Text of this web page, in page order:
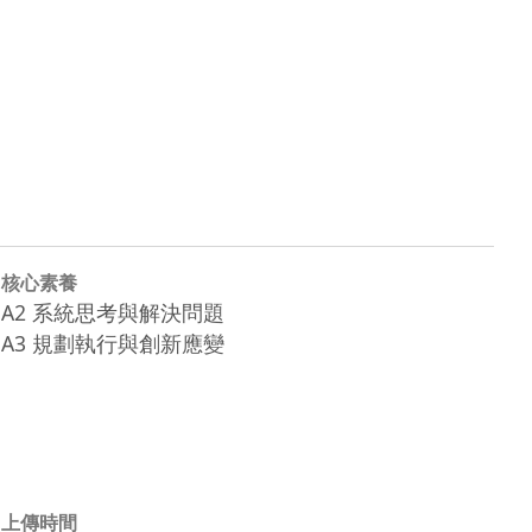
核心素養
A2 系統思考與解決問題
A3 規劃執行與創新應變
上傳時間